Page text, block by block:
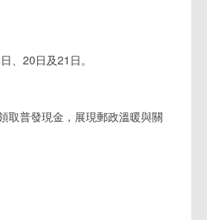
、20日及21日。
取普發現金，展現郵政溫暖與關